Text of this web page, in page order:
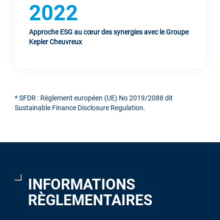
2022
Approche ESG au cœur des synergies avec le Groupe
Kepler Cheuvreux
* SFDR : Règlement européen (UE) No 2019/2088 dit
Sustainable Finance Disclosure Regulation.
INFORMATIONS
RÈGLEMENTAIRES